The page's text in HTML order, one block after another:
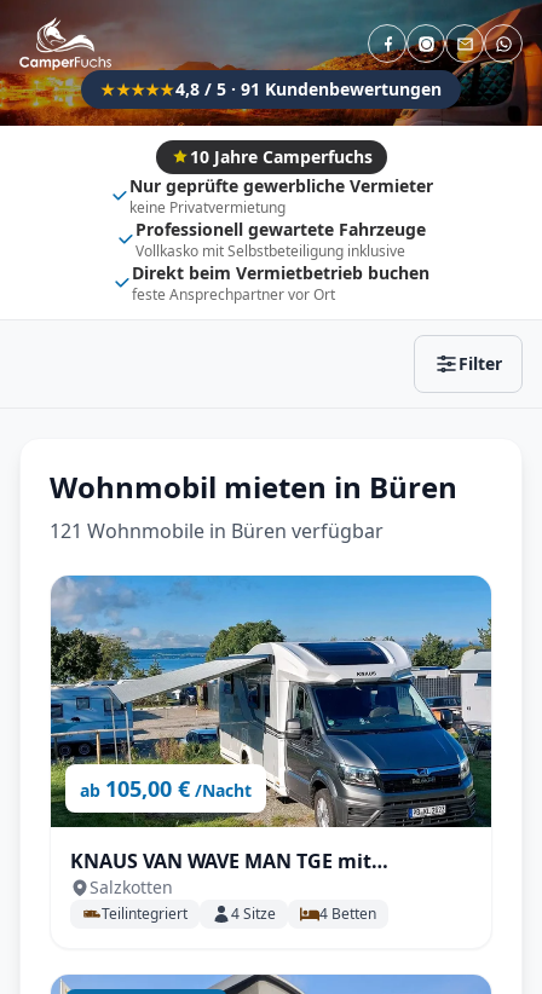
★★★★★4,8 / 5 · 91 Kundenbewertungen
10 Jahre Camperfuchs
Nur geprüfte gewerbliche Vermieter
keine Privatvermietung
Professionell gewartete Fahrzeuge
Vollkasko mit Selbstbeteiligung inklusive
Direkt beim Vermietbetrieb buchen
feste Ansprechpartner vor Ort
Filter
Flexibel (±3 Tage) Anhängerkupplung
Fahrzeugtyp
Vollintegriert Kastenwagen
Alkoven Teil-Integriert
Wohnwagen
Wohnmobil mieten in Büren
121 Wohnmobile in Büren verfügbar
ab 105,00 € /Nacht
KNAUS VAN WAVE MAN TGE mit
Salzkotten
Teilintegriert 4Sitze 4 Betten